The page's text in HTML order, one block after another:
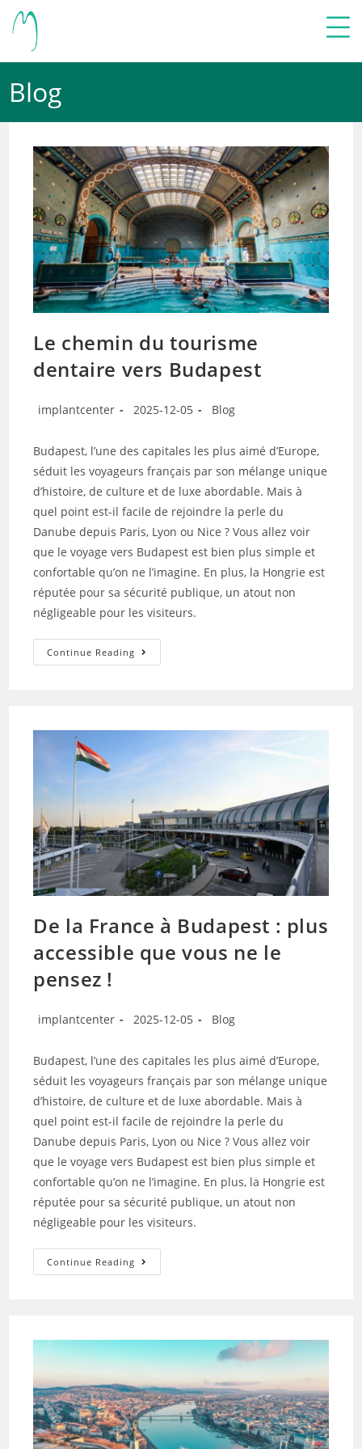
Blog
Le chemin du tourisme
dentaire vers Budapest
implantcenter 2025-12-05 Blog
Budapest, l’une des capitales les plus aimé d’Europe,
séduit les voyageurs français par son mélange unique
d’histoire, de culture et de luxe abordable. Mais à
quel point est-il facile de rejoindre la perle du
Danube depuis Paris, Lyon ou Nice ? Vous allez voir
que le voyage vers Budapest est bien plus simple et
confortable qu’on ne l’imagine. En plus, la Hongrie est
réputée pour sa sécurité publique, un atout non
négligeable pour les visiteurs.
Continue Reading
De la France à Budapest : plus
accessible que vous ne le
pensez !
implantcenter 2025-12-05 Blog
Budapest, l’une des capitales les plus aimé d’Europe,
séduit les voyageurs français par son mélange unique
d’histoire, de culture et de luxe abordable. Mais à
quel point est-il facile de rejoindre la perle du
Danube depuis Paris, Lyon ou Nice ? Vous allez voir
que le voyage vers Budapest est bien plus simple et
confortable qu’on ne l’imagine. En plus, la Hongrie est
réputée pour sa sécurité publique, un atout non
négligeable pour les visiteurs.
Continue Reading